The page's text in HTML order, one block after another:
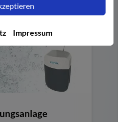
Impressum